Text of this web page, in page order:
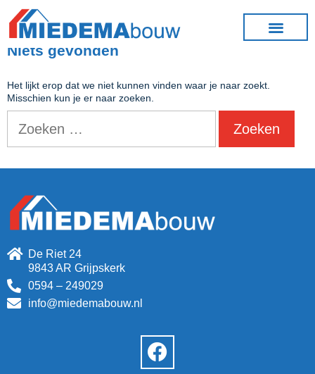
Niets gevonden
Het lijkt erop dat we niet kunnen vinden waar je naar zoekt.
Misschien kun je er naar zoeken.
De Riet 24
9843 AR Grijpskerk
0594 – 249029
info@miedemabouw.nl